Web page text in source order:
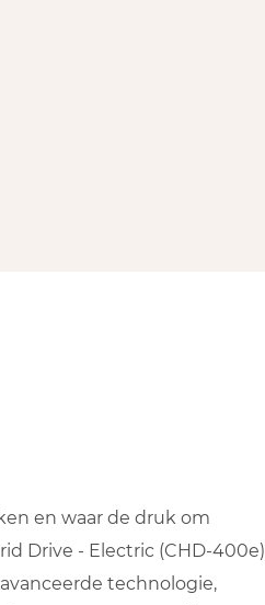
en waar de druk om
Drive - Electric (CHD-400e)
technologie,